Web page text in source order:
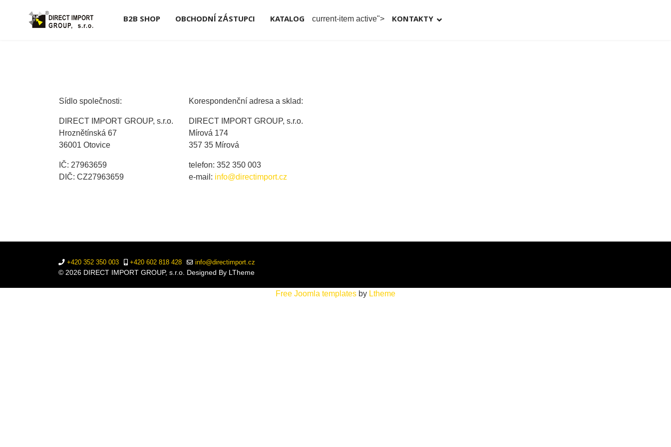
B2B SHOP OBCHODNÍ ZÁSTUPCI KATALOG current-item active"> KONTAKTY
Sídlo společnosti:
DIRECT IMPORT GROUP, s.r.o.
Hroznětínská 67
36001 Otovice
IČ: 27963659
DIČ: CZ27963659
Korespondenční adresa a sklad:
DIRECT IMPORT GROUP, s.r.o.
Mírová 174
357 35 Mírová
telefon: 352 350 003
e-mail: info@directimport.cz
+420 352 350 003 +420 602 818 428 info@directimport.cz
© 2026 DIRECT IMPORT GROUP, s.r.o. Designed By LTheme
Free Joomla templates by Ltheme